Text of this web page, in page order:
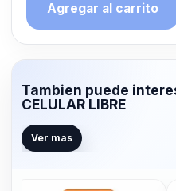
Agregar al carrito
Tambien puede
CELULAR LIBRE
Ver mas